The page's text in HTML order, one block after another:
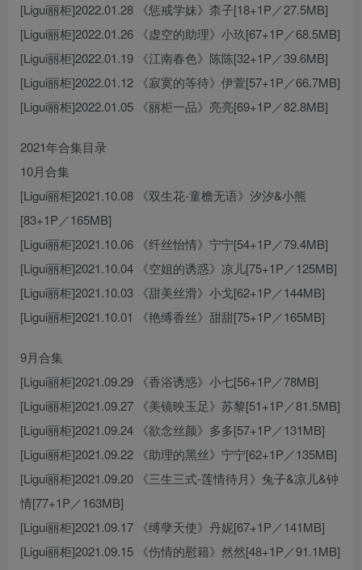
[Ligui丽柜]2022.01.28 《惩戒学妹》柰子[18+1P／27.5MB]
[Ligui丽柜]2022.01.26 《虚空的助理》小玖[67+1P／68.5MB]
[Ligui丽柜]2022.01.19 《江南春色》陈陈[32+1P／39.6MB]
[Ligui丽柜]2022.01.12 《寂寞的等待》伊萱[57+1P／66.7MB]
[Ligui丽柜]2022.01.05 《丽柜一品》亮亮[69+1P／82.8MB]
2021年合集目录
10月合集
[Ligui丽柜]2021.10.08 《双生花-童檐无语》汐汐&小熊
[83+1P／165MB]
[Ligui丽柜]2021.10.06 《纤丝怡情》宁宁[54+1P／79.4MB]
[Ligui丽柜]2021.10.04 《空姐的诱惑》凉儿[75+1P／125MB]
[Ligui丽柜]2021.10.03 《甜美丝滑》小戈[62+1P／144MB]
[Ligui丽柜]2021.10.01 《艳缚香丝》甜甜[75+1P／165MB]
9月合集
[Ligui丽柜]2021.09.29 《香浴诱惑》小七[56+1P／78MB]
[Ligui丽柜]2021.09.27 《美镜映玉足》苏黎[51+1P／81.5MB]
[Ligui丽柜]2021.09.24 《欲念丝颜》多多[57+1P／131MB]
[Ligui丽柜]2021.09.22 《助理的黑丝》宁宁[62+1P／135MB]
[Ligui丽柜]2021.09.20 《三生三式-莲情待月》兔子&凉儿&钟
情[77+1P／163MB]
[Ligui丽柜]2021.09.17 《缚孽天使》丹妮[67+1P／141MB]
[Ligui丽柜]2021.09.15 《伤情的慰籍》然然[48+1P／91.1MB]